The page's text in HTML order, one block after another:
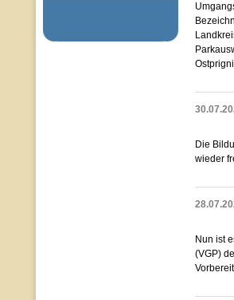
Die
wieder
Nun ist
(VGP)